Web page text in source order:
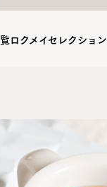
ロクメイセレクション